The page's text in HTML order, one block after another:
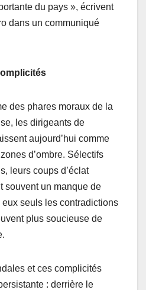
du pays », écrivent
dans un communiqué
des phares moraux de la
les dirigeants de
aujourd’hui comme
d’ombre. Sélectifs
leurs coups d’éclat
souvent un manque de
seuls les contradictions
plus soucieuse de
et ces complicités
: derrière le